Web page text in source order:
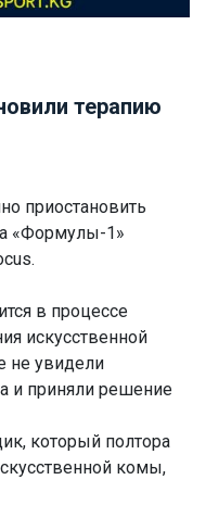
терапию
приостановить
«Формулы-1»
в процессе
искусственной
не увидели
и приняли решение
который полтора
комы,